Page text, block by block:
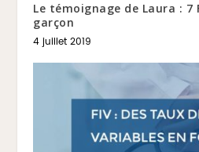
Le témoignage de Laura : 7
garçon
4 juillet 2019